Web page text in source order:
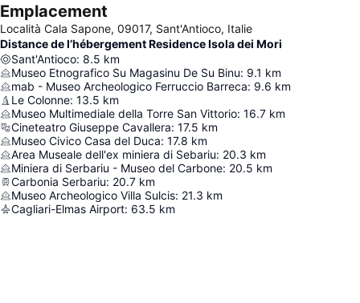
Emplacement
Località Cala Sapone, 09017, Sant'Antioco, Italie
Distance de l’hébergement Residence Isola dei Mori
Sant'Antioco: 8.5 km
Museo Etnografico Su Magasinu De Su Binu: 9.1 km
mab - Museo Archeologico Ferruccio Barreca: 9.6 km
Le Colonne: 13.5 km
Museo Multimediale della Torre San Vittorio: 16.7 km
Cineteatro Giuseppe Cavallera: 17.5 km
Museo Civico Casa del Duca: 17.8 km
Area Museale dell'ex miniera di Sebariu: 20.3 km
Miniera di Serbariu - Museo del Carbone: 20.5 km
Carbonia Serbariu: 20.7 km
Museo Archeologico Villa Sulcis: 21.3 km
Cagliari-Elmas Airport: 63.5 km